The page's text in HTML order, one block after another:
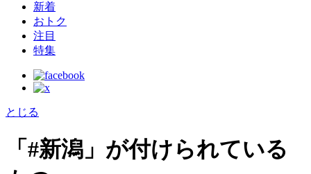
新着
おトク
注目
特集
とじる
「#新潟」が付けられている